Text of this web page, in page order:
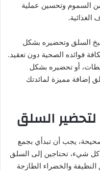
السموم وتحسين عملية
الغذائية.
السلق وتحضيره بشكل
فوائده الصحية دون تعقيد.
أو تحضيره بشكل
إضافة مميزة لمائدتك
السلق
يجب أن تبدأي بجمع
كل شيء، تحتاجين إلى السلق
والخضراء الطازجة